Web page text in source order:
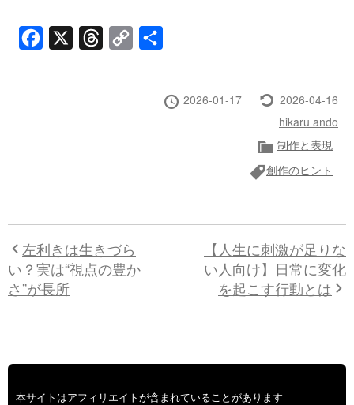
Facebook ThreadsCopy
投
2026-01-17
最
更
新
2026-04-16
投
稿
者
hikaru ando
カ
ゴ
制作と表現
タ
創作のヒント
左利きは生きづら
い？実は“視点の豊か
さ”が長所
【人生に刺激が足りな
い人向け】日常に変化
を起こす行動とは
本サイトはアフィリエイトが含まれていることがあります